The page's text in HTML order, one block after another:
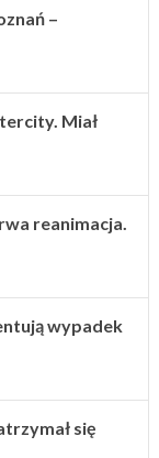
–
Miał
reanimacja.
wypadek
się